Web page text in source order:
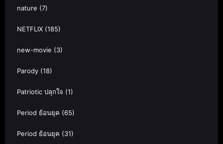
nature (7)
NETFLIX (185)
new-movie (3)
Parody (18)
Patriotic ปลุกใจ (1)
Period ย้อนยุค (65)
Period ย้อนยุค (31)